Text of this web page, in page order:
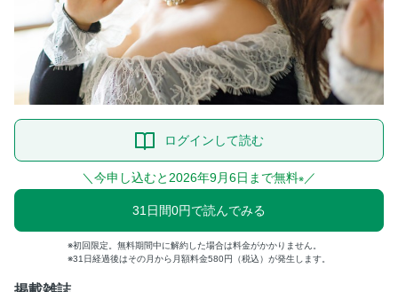
ログインして読む
＼今申し込むと2026年9月6日まで無料※ ／
31日間0円で読んでみる
初回限定。無料期間中に解約した場合は料金がかかりません。
31日経過後はその月から月額料金580円（税込）が発生します。